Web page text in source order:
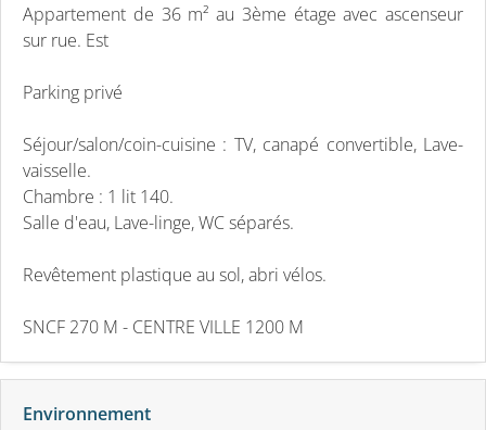
Appartement de 36 m² au 3ème étage avec ascenseur
sur rue. Est
Parking privé
Séjour/salon/coin-cuisine : TV, canapé convertible, Lave-
vaisselle.
Chambre : 1 lit 140.
Salle d'eau, Lave-linge, WC séparés.
Revêtement plastique au sol, abri vélos.
SNCF 270 M - CENTRE VILLE 1200 M
Environnement